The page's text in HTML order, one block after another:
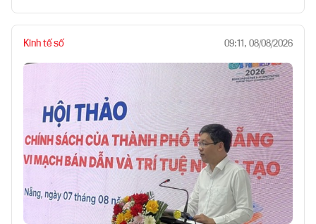
Kinh tế số 09:11, 08/08/2026